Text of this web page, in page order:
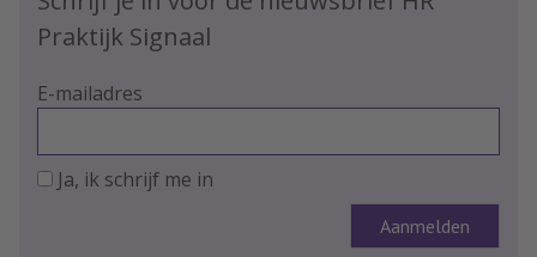
Praktijk Signaal
E-mailadres
Ja, ik schrijf me in